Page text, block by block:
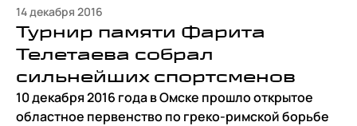
14 декабря 2016
Турнир памяти Фарита
Телетаева собрал
сильнейших спортсменов
10 декабря 2016 года в Омске прошло открытое
областное первенство по греко-римской борьбе